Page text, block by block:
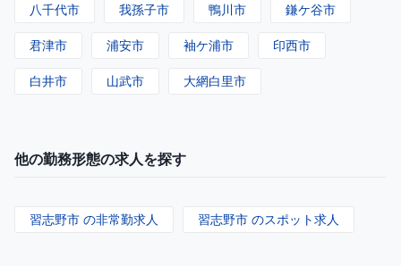
八千代市 我孫子市 鴨川市 鎌ケ谷市
君津市 浦安市 袖ケ浦市 印西市
白井市 山武市 大網白里市
他の勤務形態の求人を探す
習志野市 の非常勤求人 習志野市 のスポット求人